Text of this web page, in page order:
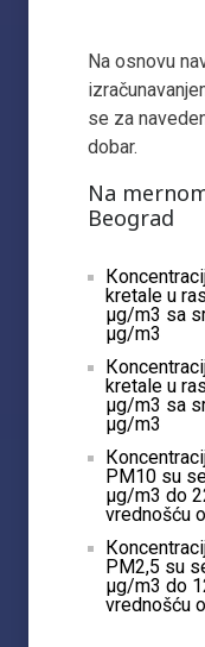
Na osnovu
se za
dobar.
Na
Beograd
kretale u
µg/m3 sa
µg/m3
kretale u
µg/m3 sa
µg/m3
PM10 su
µg/m3 do
vrednošću
PM2,5 su
µg/m3 do
vrednošću